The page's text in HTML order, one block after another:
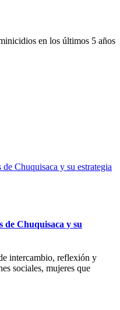
en los últimos 5 años
de Chuquisaca y su
intercambio, reflexión y
sociales, mujeres que